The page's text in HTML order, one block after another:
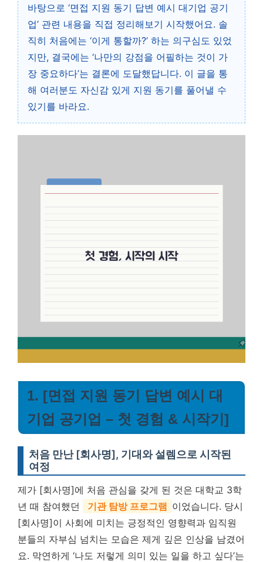
바탕으로 ‘면접 지원 동기 답변 예시 대기업 공기
업’ 관련 내용을 직접 정리해보기 시작했어요. 솔
직히 처음에는 ‘이게 통할까?’ 하는 의구심도 있었
지만, 결국에는 ‘나만의 강점을 어필하는 것이 가
장 중요하다’는 결론에 도달했답니다. 이 글을 통
해 여러분도 자신감 있게 지원 동기를 풀어낼 수
있기를 바라요.
1. [면접 지원 동기 답변 예시 대
기업 공기업 – 첫 경험 & 시작기]
처음 만난 [회사명], 기대와 설렘으로 시작된
여정
제가 [회사명]에 처음 관심을 갖게 된 것은 대학교 3학
년 때 참여했던
기관 탐방 프로그램 이었습니다. 당시
[회사명]이 사회에 미치는 긍정적인 영향력과 임직원
분들의 자부심 넘치는 모습은 제게 깊은 인상을 남겼어
요. 막연하게 ‘나도 저렇게 의미 있는 일을 하고 싶다’는